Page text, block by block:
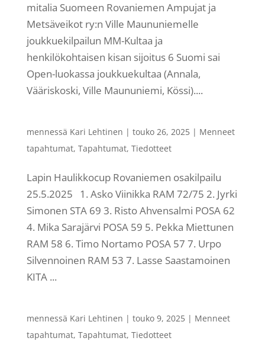
mitalia Suomeen Rovaniemen Ampujat ja
Metsäveikot ry:n Ville Maununiemelle
joukkuekilpailun MM-Kultaa ja
henkilökohtaisen kisan sijoitus 6 Suomi sai
Open-luokassa joukkuekultaa (Annala,
Vääriskoski, Ville Maununiemi, Kössi)....
mennessä Kari Lehtinen | touko 26, 2025| Menneet
tapahtumat, Tapahtumat, Tiedotteet
Lapin Haulikkocup Rovaniemen osakilpailu
25.5.2025 1. Asko Viinikka RAM 72/75 2. Jyrki
Simonen STA 69 3. Risto Ahvensalmi POSA 62
4. Mika Sarajärvi POSA 59 5. Pekka Miettunen
RAM 58 6. Timo Nortamo POSA 57 7. Urpo
Silvennoinen RAM 53 7. Lasse Saastamoinen
KITA ...
mennessä Kari Lehtinen | touko 9, 2025| Menneet
tapahtumat, Tapahtumat, Tiedotteet